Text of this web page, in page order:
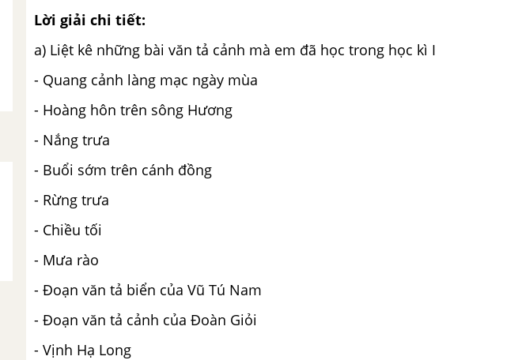
Lời giải chi tiết:
a) Liệt kê những bài văn tả cảnh mà em đã học trong học kì I
- Quang cảnh làng mạc ngày mùa
- Hoàng hôn trên sông Hương
- Nắng trưa
- Buổi sớm trên cánh đồng
- Rừng trưa
- Chiều tối
- Mưa rào
- Đoạn văn tả biển của Vũ Tú Nam
- Đoạn văn tả cảnh của Đoàn Giỏi
- Vịnh Hạ Long